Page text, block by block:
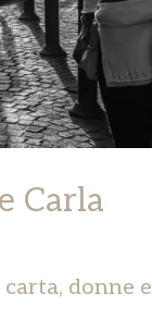
Carla
carta, donne e